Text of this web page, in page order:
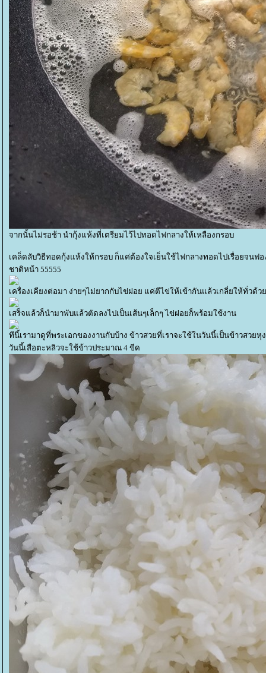
จากนั้นไม่รอช้า นำกุ้งแห้งที่เตรียมไว้ไปทอดไฟกลางให้เหลืองกรอบ
เคล็ดลับวิธีทอดกุ้งแห้งให้กรอบ ก็แค่ต้องใจเย็นใช้ไฟกลางทอดไปเรื่อยจนฟ
ชาติหน้า 55555
เครื่องเคียงต่อมา ง่ายๆไม่ยากกับไข่ฝอย แค่ตีไข่ให้เข้ากันแล้วเกลี่ยให้ทั่ว
เสร็จแล้วก็นำมาพับแล้วตัดลงไปเป็นเส้นๆเล็กๆ ไข่ฝอยก็พร้อมใช้งาน
ทีนี้เรามาดูที่พระเอกของงานกับบ้าง ข้าวสวยที่เราจะใช้ในวันนี้เป็นข้าวสว
วันนี้เสือตะหลิวจะใช้ข้าวประมาณ 4 ขีด